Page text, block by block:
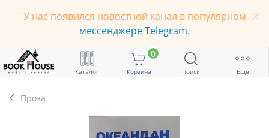
У нас появился новостной канал в популярном
мессенджере Telegram.
Каталог
0
Корзина Поиск Еще
Проза